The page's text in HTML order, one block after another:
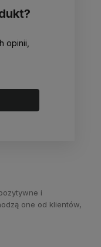
opinii,
i
one od klientów,